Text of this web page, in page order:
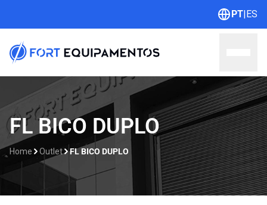
PT|ES
Home
Sobre nós
FL BICO DUPLO
Home Outlet FL BICO DUPLO